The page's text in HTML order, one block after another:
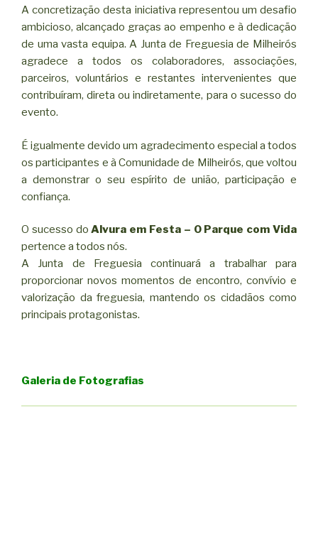
A concretização desta iniciativa representou um desafio
ambicioso, alcançado graças ao empenho e à dedicação
de uma vasta equipa. A Junta de Freguesia de Milheirós
agradece a todos os colaboradores, associações,
parceiros, voluntários e restantes intervenientes que
contribuíram, direta ou indiretamente, para o sucesso do
evento.
É igualmente devido um agradecimento especial a todos
os participantes e à Comunidade de Milheirós, que voltou
a demonstrar o seu espírito de união, participação e
confiança.
O sucesso doAlvura em Festa – O Parque com Vida
pertence a todos nós.
A Junta de Freguesia continuará a trabalhar para
proporcionar novos momentos de encontro, convívio e
valorização da freguesia, mantendo os cidadãos como
principais protagonistas.
Galeria de Fotografias